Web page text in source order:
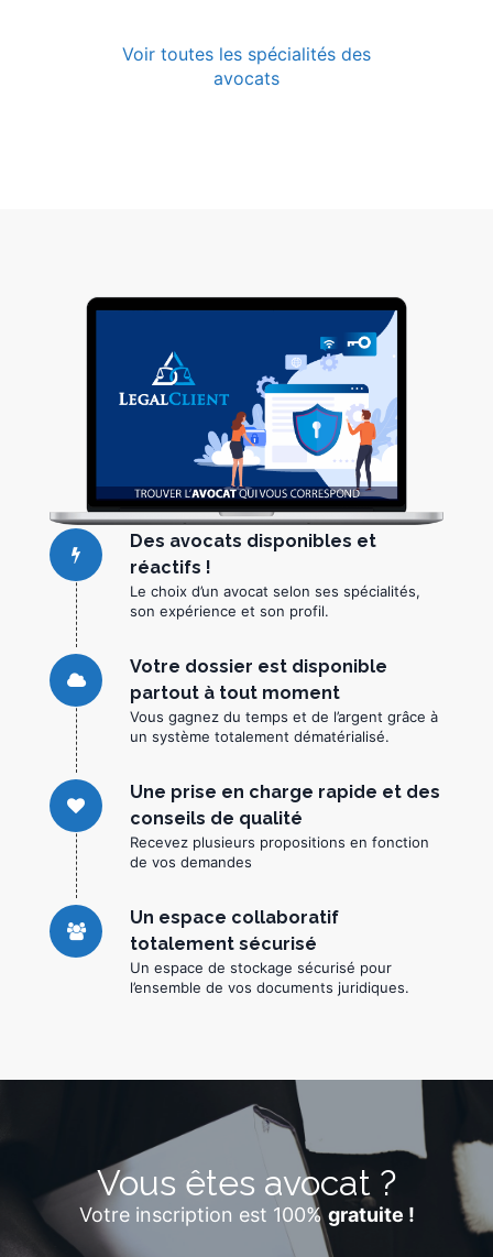
Voir toutes les spécialités des
avocats
Des avocats disponibles et
réactifs !
Le choix d’un avocat selon ses spécialités,
son expérience et son profil.
Votre dossier est disponible
partout à tout moment
Vous gagnez du temps et de l’argent grâce à
un système totalement dématérialisé.
Une prise en charge rapide et des
conseils de qualité
Recevez plusieurs propositions en fonction
de vos demandes
Un espace collaboratif
totalement sécurisé
Un espace de stockage sécurisé pour
l’ensemble de vos documents juridiques.
Vous êtes avocat ?
Votre inscription est 100%gratuite !